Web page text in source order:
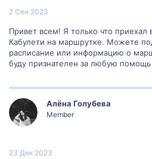
2 Сен 2023
Привет всем! Я только что приехал
Кабулети на маршрутке. Можете
расписание или информацию о
буду признателен за любую
Алëна Голубева
Member
23 Дек 2023